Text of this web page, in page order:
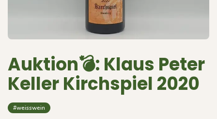
Auktion💣: Klaus Peter
Keller Kirchspiel 2020
#weisswein